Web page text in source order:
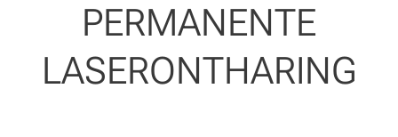
PERMANENTE
LASERONTHARING